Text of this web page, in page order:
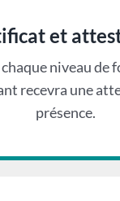
et
niveau de
recevra une
présence.